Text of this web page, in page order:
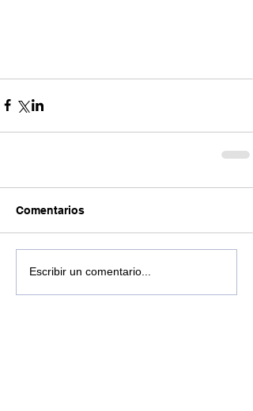
Comentarios
Escribir un comentario...